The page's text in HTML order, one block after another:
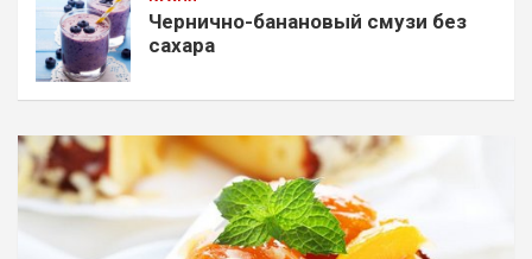
Чернично-банановый смузи без
сахара